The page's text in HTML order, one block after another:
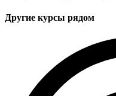
Другие курсы рядом